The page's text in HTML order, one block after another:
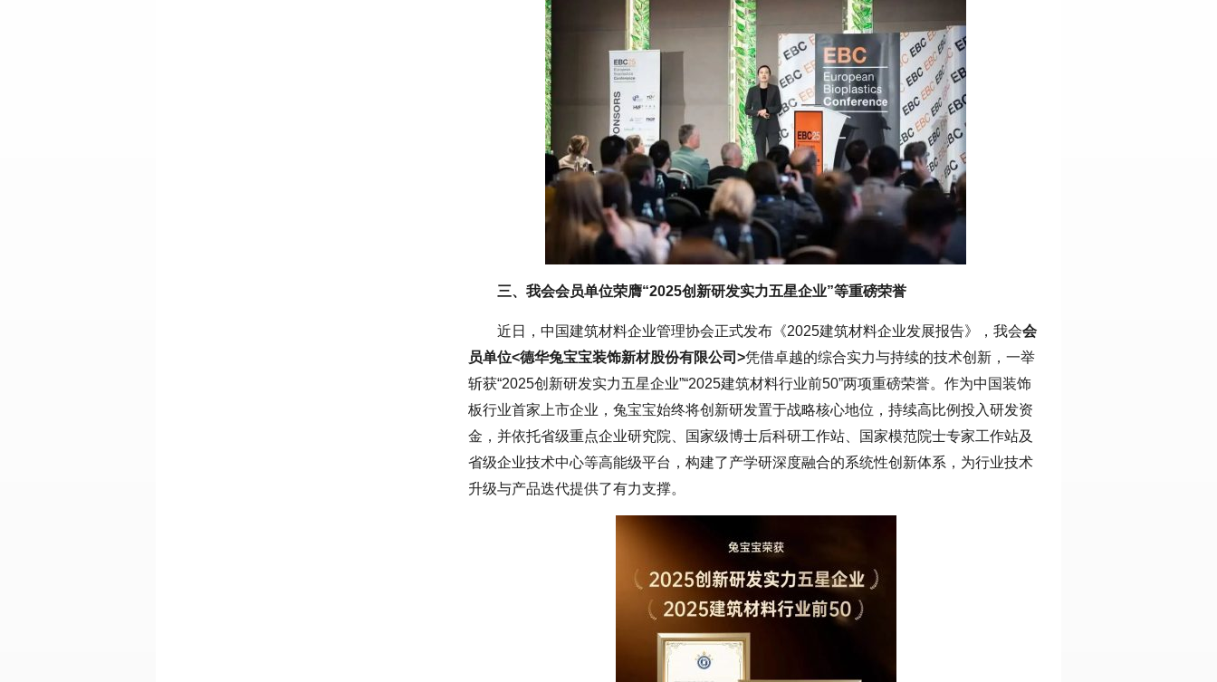
三、我会会员单位荣膺“2025创新研发实力五星企业”等重磅荣誉
近日，中国建筑材料企业管理协会正式发布《2025建筑材料企业发展报告》，我会会
员单位<德华兔宝宝装饰新材股份有限公司>凭借卓越的综合实力与持续的技术创新，一举
斩获“2025创新研发实力五星企业”“2025建筑材料行业前50”两项重磅荣誉。作为中国装饰
板行业首家上市企业，兔宝宝始终将创新研发置于战略核心地位，持续高比例投入研发资
金，并依托省级重点企业研究院、国家级博士后科研工作站、国家模范院士专家工作站及
省级企业技术中心等高能级平台，构建了产学研深度融合的系统性创新体系，为行业技术
升级与产品迭代提供了有力支撑。